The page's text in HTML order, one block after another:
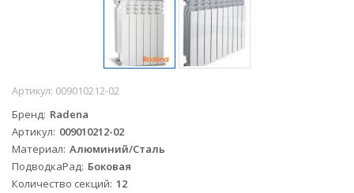
Артикул: 009010212-02
Бренд Radena
Артикул 009010212-02
Материал Алюминий/Сталь
ПодводкаРад Боковая
Количество секций 12